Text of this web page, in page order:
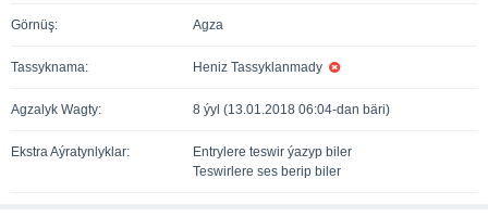
Görnüş: Agza
Tassyknama: Heniz Tassyklanmady
Agzalyk Wagty: 8 ýyl (13.01.2018 06:04-dan bäri)
Ekstra Aýratynlyklar:
Entrylere teswir ýazyp biler
Teswirlere ses berip biler